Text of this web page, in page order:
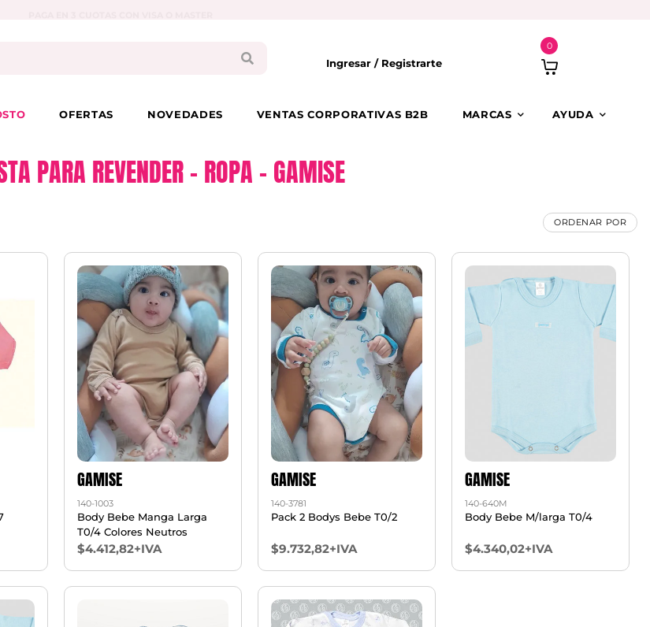
Ingresar / Registrarte
0
OFERTAS NOVEDADES VENTAS CORPORATIVAS B2B MARCAS AYUDA
PARA REVENDER – ROPA – GAMISE
ORDENAR POR
GAMISE
140-1003
Body Bebe Manga Larga
T0/4 Colores Neutros
$4.412,82+IVA
GAMISE
140-3781
Pack 2 Bodys Bebe T0/2
$9.732,82+IVA
GAMISE
140-640M
Body Bebe M/larga T0/4
$4.340,02+IVA